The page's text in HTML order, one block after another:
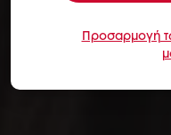
Προσαρμογή